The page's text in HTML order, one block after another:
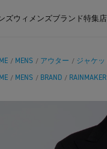
ズウィメンズブランド特集
/ MENS / アウター / ジャケッ
/ MENS / BRAND / RAINMAKER